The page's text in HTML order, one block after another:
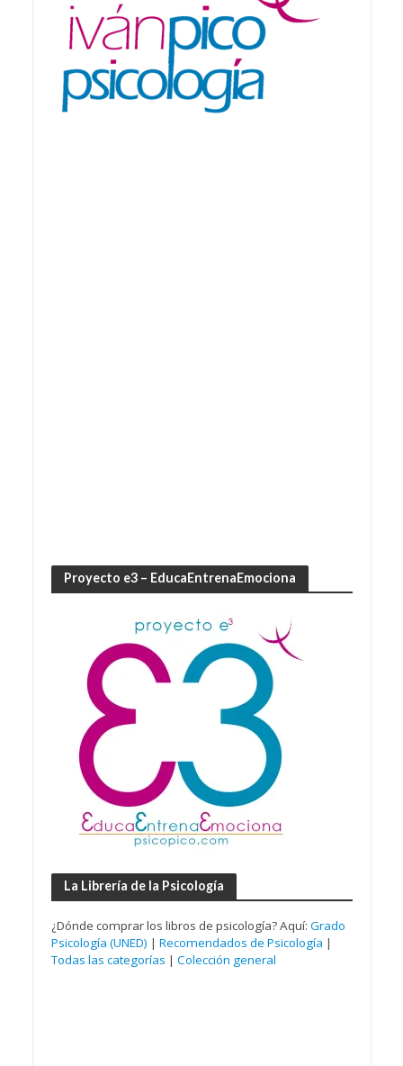
Proyecto e3 – EducaEntrenaEmociona
La Librería de la Psicología
¿Dónde comprar los libros de psicología? Aquí: Grado
Psicología (UNED) | Recomendados de Psicología |
Todas las categorías | Colección general